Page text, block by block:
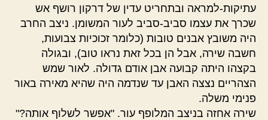
עתיקות-למראה ובתחריט עדין של דרקון רושף אש
שכרך את עצמו סביב-סביב לעור המשומן. ניצב החרב
היה משובץ אבנים טובות (כלומר זכוכיות צבועות,
חשבה שירה, אבל הן בכל זאת נראו טוב), ובגולה
בקצהו היתה קבועה אבן אודם גדולה. לאור שמש
הצהריים נצצה האבן עד שנדמה היה שהיא מאירה באור
פנימי משלה.
שירה אחזה בניצב המלופף עור. "אפשר לשלוף אותה?"